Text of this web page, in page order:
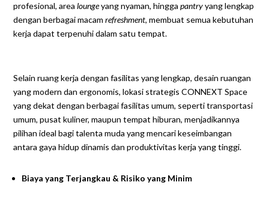
profesional, arealoungeyang nyaman, hinggapantryyang lengkap
dengan berbagai macamrefreshment, membuat semua kebutuhan
kerja dapat terpenuhi dalam satu tempat.
Selain ruang kerja dengan fasilitas yang lengkap, desain ruangan
yang modern dan ergonomis, lokasi strategis CONNEXT Space
yang dekat dengan berbagai fasilitas umum, seperti transportasi
umum, pusat kuliner, maupun tempat hiburan, menjadikannya
pilihan ideal bagi talenta muda yang mencari keseimbangan
antara gaya hidup dinamis dan produktivitas kerja yang tinggi.
Biaya yang Terjangkau & Risiko yang Minim